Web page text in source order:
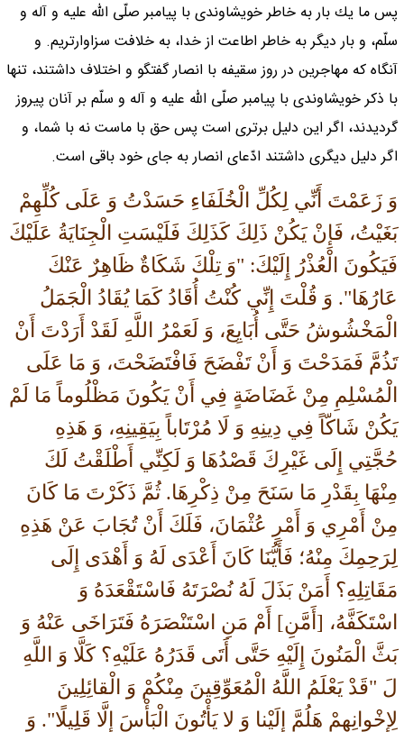
پس ما يك بار به خاطر خويشاوندى با پيامبر صلّى اللّه عليه و آله و
سلّم، و بار ديگر به خاطر اطاعت از خدا، به خلافت سزاوارتريم. و
آنگاه كه مهاجرين در روز سقيفه با انصار گفتگو و اختلاف داشتند، تنها
با ذكر خويشاوندى با پيامبر صلّى اللّه عليه و آله و سلّم بر آنان پيروز
گرديدند، اگر اين دليل برترى است پس حق با ماست نه با شما، و
اگر دليل ديگرى داشتند ادّعاى انصار به جاى خود باقى است.
وَ زَعَمْتَ أَنِّي لِكُلِّ الْخُلَفَاءِ حَسَدْتُ وَ عَلَى كُلِّهِمْ
بَغَيْتُ، فَإِنْ يَكُنْ ذَلِكَ كَذَلِكَ فَلَيْسَتِ الْجِنَايَةُ عَلَيْكَ
فَيَكُونَ الْعُذْرُ إِلَيْكَ: "وَ تِلْكَ شَكَاةٌ ظَاهِرٌ عَنْكَ
عَارُهَا". وَ قُلْتَ إِنِّي كُنْتُ أُقَادُ كَمَا يُقَادُ الْجَمَلُ
الْمَخْشُوشُ حَتَّى أُبَايِعَ، وَ لَعَمْرُ اللَّهِ لَقَدْ أَرَدْتَ أَنْ
تَذُمَّ فَمَدَحْتَ وَ أَنْ تَفْضَحَ فَافْتَضَحْتَ، وَ مَا عَلَى
الْمُسْلِمِ مِنْ غَضَاضَةٍ فِي أَنْ يَكُونَ مَظْلُوماً مَا لَمْ
يَكُنْ شَاكّاً فِي دِينِهِ وَ لَا مُرْتَاباً بِيَقِينِهِ، وَ هَذِهِ
حُجَّتِي إِلَى غَيْرِكَ قَصْدُهَا وَ لَكِنِّي أَطْلَقْتُ لَكَ
مِنْهَا بِقَدْرِ مَا سَنَحَ مِنْ ذِكْرِهَا. ثُمَّ ذَكَرْتَ مَا كَانَ
مِنْ أَمْرِي وَ أَمْرِ عُثْمَانَ، فَلَكَ أَنْ تُجَابَ عَنْ هَذِهِ
لِرَحِمِكَ مِنْهُ؛ فَأَيُّنَا كَانَ أَعْدَى لَهُ وَ أَهْدَى إِلَى
مَقَاتِلِهِ؟ أَمَنْ بَذَلَ لَهُ نُصْرَتَهُ فَاسْتَقْعَدَهُ وَ
اسْتَكَفَّهُ، [أَمَّنِ] أَمْ مَنِ اسْتَنْصَرَهُ فَتَرَاخَى عَنْهُ وَ
بَثَّ الْمَنُونَ إِلَيْهِ حَتَّى أَتَى قَدَرُهُ عَلَيْهِ؟ كَلَّا وَ اللَّهِ
لَ "قَدْ يَعْلَمُ اللَّهُ الْمُعَوِّقِينَ مِنْكُمْ وَ الْقائِلِينَ
لِإِخْوانِهِمْ هَلُمَّ إِلَيْنا وَ لا يَأْتُونَ الْبَأْسَ إِلَّا قَلِيلًا". وَ